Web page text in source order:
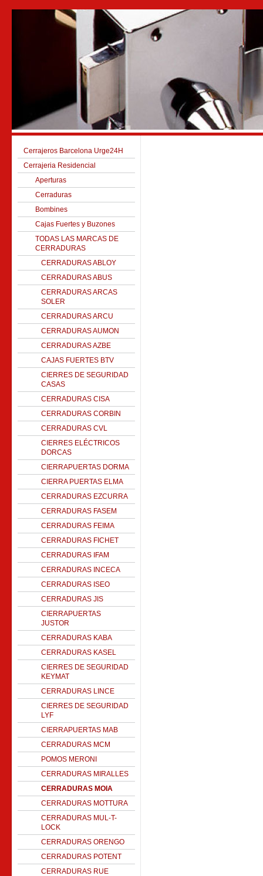
Cerrajeros Barcelona Urge24H
Cerrajeria Residencial
Aperturas
Cerraduras
Bombines
Cajas Fuertes y Buzones
TODAS LAS MARCAS DE
CERRADURAS
CERRADURAS ABLOY
CERRADURAS ABUS
CERRADURAS ARCAS
SOLER
CERRADURAS ARCU
CERRADURAS AUMON
CERRADURAS AZBE
CAJAS FUERTES BTV
CIERRES DE SEGURIDAD
CASAS
CERRADURAS CISA
CERRADURAS CORBIN
CERRADURAS CVL
CIERRES ELÉCTRICOS
DORCAS
CIERRAPUERTAS DORMA
CIERRA PUERTAS ELMA
CERRADURAS EZCURRA
CERRADURAS FASEM
CERRADURAS FEIMA
CERRADURAS FICHET
CERRADURAS IFAM
CERRADURAS INCECA
CERRADURAS ISEO
CERRADURAS JIS
CIERRAPUERTAS
JUSTOR
CERRADURAS KABA
CERRADURAS KASEL
CIERRES DE SEGURIDAD
KEYMAT
CERRADURAS LINCE
CIERRES DE SEGURIDAD
LYF
CIERRAPUERTAS MAB
CERRADURAS MCM
POMOS MERONI
CERRADURAS MIRALLES
CERRADURAS MOIA
CERRADURAS MOTTURA
CERRADURAS MUL-T-
LOCK
CERRADURAS ORENGO
CERRADURAS POTENT
CERRADURAS RUE